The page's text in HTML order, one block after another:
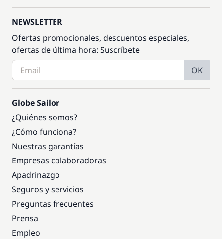
NEWSLETTER
Ofertas promocionales, descuentos especiales,
ofertas de última hora: Suscríbete
OK
Globe Sailor
¿Quiénes somos?
¿Cómo funciona?
Nuestras garantías
Empresas colaboradoras
Apadrinazgo
Seguros y servicios
Preguntas frecuentes
Prensa
Empleo